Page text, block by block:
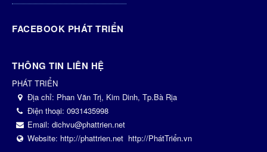
FACEBOOK PHÁT TRIỂN
THÔNG TIN LIÊN HỆ
PHÁT TRIỂN
Địa chỉ: Phan Văn Trị, Kim Dinh, Tp.Bà Rịa
Điện thoại: 0931435998
Email: dichvu@phattrien.net
Website: http://phattrien.net http://PhátTriển.vn